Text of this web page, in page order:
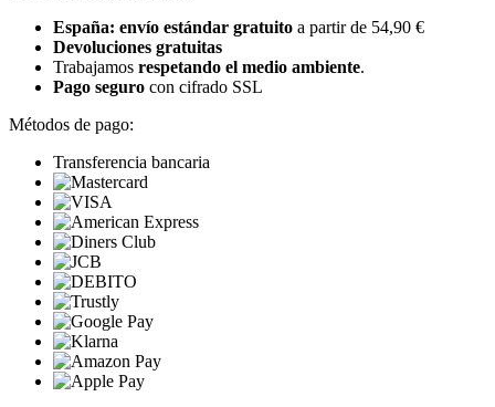
España: envío estándar gratuito a partir de 54,90 €
Devoluciones gratuitas
Trabajamos respetando el medio ambiente.
Pago seguro con cifrado SSL
Métodos de pago:
Transferencia bancaria